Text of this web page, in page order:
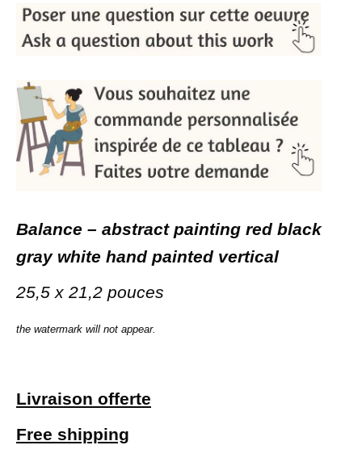
Balance – abstract painting red black
gray white hand painted vertical
25,5 x 21,2 pouces
the watermark will not appear.
Livraison offerte
Free shipping